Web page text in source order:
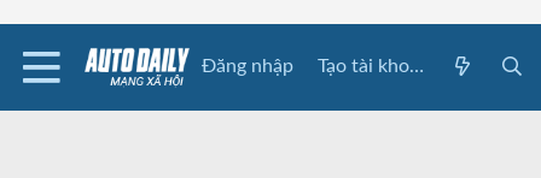
Đăng nhập Tạo tài khoản